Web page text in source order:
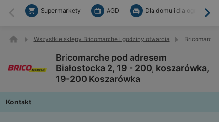
Wstecz
Supermarkety AGD Dla domu i dla ogrodu
Wszystkie sklepy Bricomarche i godziny otwarcia
Bricomarche pod adresem
Białostocka 2, 19 - 200, koszarówka,
19-200 Koszarówka
Kontakt